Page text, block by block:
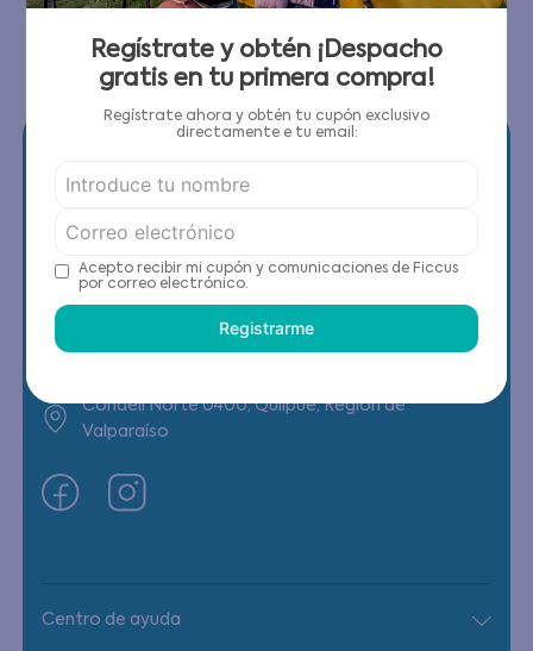
Contáctanos
Horario contacto: Lunes a Viernes de 9:00 a
Condell Norte 0400, Quilpué, Región de
Valparaíso
Centro de ayuda
Regístrate y obtén ¡Despacho
gratis en tu primera compra!
Regístrate ahora y obtén tu cupón exclusivo
directamente e tu email:
Acepto recibir mi cupón y comunicaciones de Ficcus
por correo electrónico.
Registrarme